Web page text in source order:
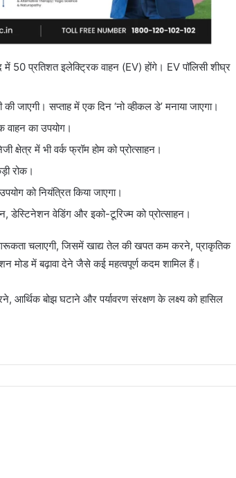
में 50 प्रतिशत इलेक्ट्रिक वाहन (EV) होंगे। EV पॉलिसी शीघ्र
जाएगी। सप्ताह में एक दिन ‘नो व्हीकल डे’ मनाया जाएगा।
वाहन का उपयोग।
क्षेत्र में भी वर्क फ्रॉम होम को प्रोत्साहन।
रोक।
को नियंत्रित किया जाएगा।
वेडिंग और इको-टूरिज्म को प्रोत्साहन।
चलाएगी, जिसमें खाद्य तेल की खपत कम करने, प्राकृतिक
मोड में बढ़ावा देने जैसे कई महत्वपूर्ण कदम शामिल हैं।
आर्थिक बोझ घटाने और पर्यावरण संरक्षण के लक्ष्य को हासिल